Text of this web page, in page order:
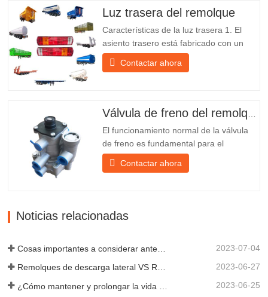
nosotros Chengda Group es un
fabricante chino de semirremolques con
su propia...
Luz trasera del remolque
Características de la luz trasera 1. El
asiento trasero está fabricado con un
soporte de hierro, mucho más resistente
que otros materiales. Se incluyen
hierro delante de la pantalla de la
Contactar ahora
El funcionamiento normal de la válvula
de freno es fundamental para el
estacionamiento, ya que facilita el
frenado suave del remolque. Chengda,
tipos de remolques, integrando
producción, investigación y desarrollo
Contactar ahora
Noticias relacionadas
2023-07-04
Remolques de descarga lateral VS Remolques de descarga lateral: ¿Cuál es mejor para su negocio? 2023-06-27
2023-06-25